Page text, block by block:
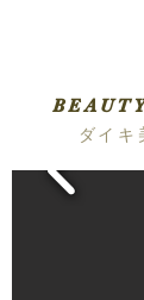
ダイキ